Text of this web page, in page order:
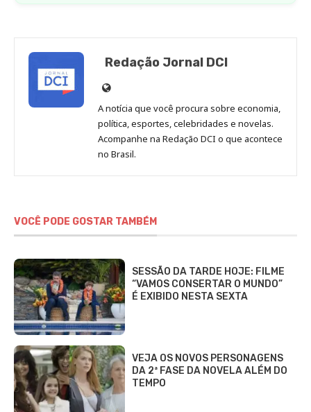
Redação Jornal DCI
Site
de
Redação
Jornal
DCI
A notícia que você procura sobre economia,
política, esportes, celebridades e novelas.
Acompanhe na Redação DCI o que acontece
no Brasil.
VOCÊ PODE GOSTAR TAMBÉM
SESSÃO DA TARDE HOJE: FILME
“VAMOS CONSERTAR O MUNDO”
É EXIBIDO NESTA SEXTA
VEJA OS NOVOS PERSONAGENS
DA 2ª FASE DA NOVELA ALÉM DO
TEMPO